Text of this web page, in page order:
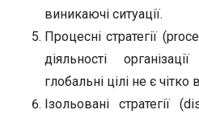
виникаючі ситуації.
Процесні стратегії
діяльності
глобальні цілі не є
Ізольовані стратегії